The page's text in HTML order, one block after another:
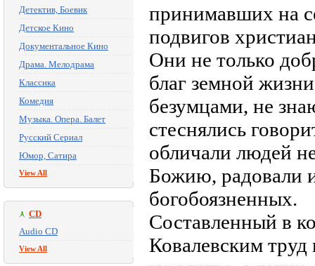
Детектив, Боевик
Детское Кино
Документальное Кино
Драма. Мелодрама
Классика
Комедия
Музыка. Опера. Балет
Русский Сериал
Юмор, Сатира
View All
CD
Audio CD
View All
принимавших на
подвигов
Они не только
благ земной
безумцами, не
стеснялись
обличали людей
Божию, радовали
богобоязненных.
Составленный в
Ковалевским труд